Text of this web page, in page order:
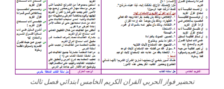
تحضير فواز الحربي القران الكريم الخامس ابتدائي فصل ثالث